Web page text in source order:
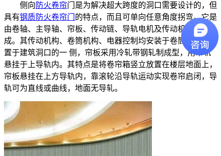
侧向 防火卷帘门是为解决超大跨度的洞口需要设计的，但
具有钢质防火卷帘门 的特点，而且可单向任意角度拐弯。它是
由卷轴、主导轴、帘板、传动链、导轨电机及传动机构等组
成。其传动机构、卷筒机构、电器控制均安装于卷筒箱内，竖
置于建筑洞口的一 侧，帘板采用冷轧带钢轧制成型，用吊轨
悬挂于上导轨内。其特点是将卷帘箱竖立放置在楼层地面上，
帘板悬挂在上方导轨内，靠滚轮沿导轨运动实现卷帘启闭，导
轨可为直线或曲线，地面无导轧。